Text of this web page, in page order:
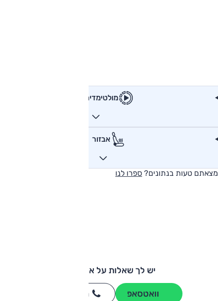
מולטימדיה
אבזור
מצאתם טעות בנתונים? ספרו לנו
יש לך שאלות על אודי S1?
וואטסאפ חייגו